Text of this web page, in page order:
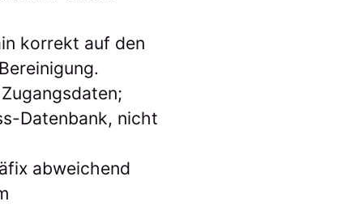
korrekt auf den
Datenbank, nicht
abweichend